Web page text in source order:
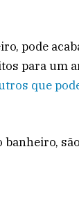
pode
para um
que
banheiro,